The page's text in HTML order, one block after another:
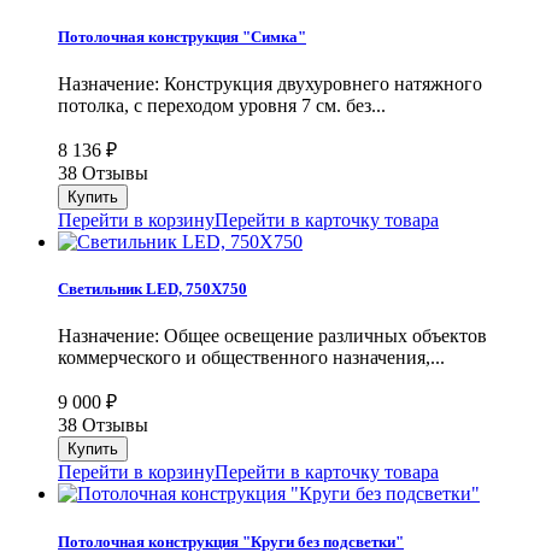
Потолочная конструкция "Симка"
Назначение: Конструкция двухуровнего натяжного
потолка, с переходом уровня 7 см. без...
8 136 ₽
38 Отзывы
Перейти в корзинуПерейти в карточку товара
Светильник LED, 750Х750
Назначение: Общее освещение различных объектов
коммерческого и общественного назначения,...
9 000 ₽
38 Отзывы
Перейти в корзинуПерейти в карточку товара
Потолочная конструкция "Круги без подсветки"